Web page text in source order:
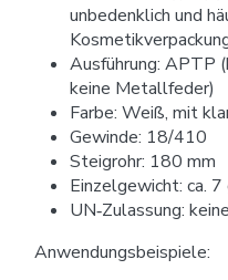
unbedenklich und
Ausführung: APTP
keine Metallfeder)
Farbe: Weiß, mit
Gewinde: 18/410
Steigrohr: 180 mm
Einzelgewicht: ca. 7
UN‑Zulassung: keine
Anwendungsbeispiele: